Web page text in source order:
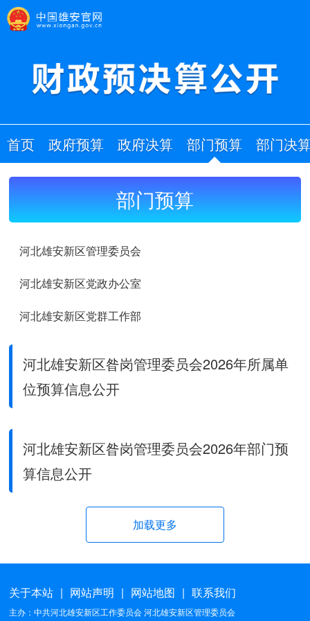
首页 政府预算 政府决算 部门预算 部门决
部门预算
河北雄安新区管理委员会
河北雄安新区党政办公室
河北雄安新区党群工作部
河北雄安新区社会工作部
河北雄安新区政协工作联络办公室
河北雄安新区改革发展局
河北雄安新区教育局
河北雄安新区综合执法局
河北雄安新区生态环境局
河北雄安新区昝岗管理委员会2026年所属单
位预算信息公开
河北雄安新区昝岗管理委员会2026年部门预
算信息公开
加载更多
关于本站 | 网站声明 | 网站地图 | 联系我们
主办：中共河北雄安新区工作委员会 河北雄安新区管理委员会